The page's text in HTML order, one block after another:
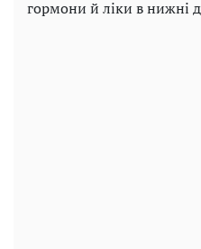
гормони й ліки в нижні